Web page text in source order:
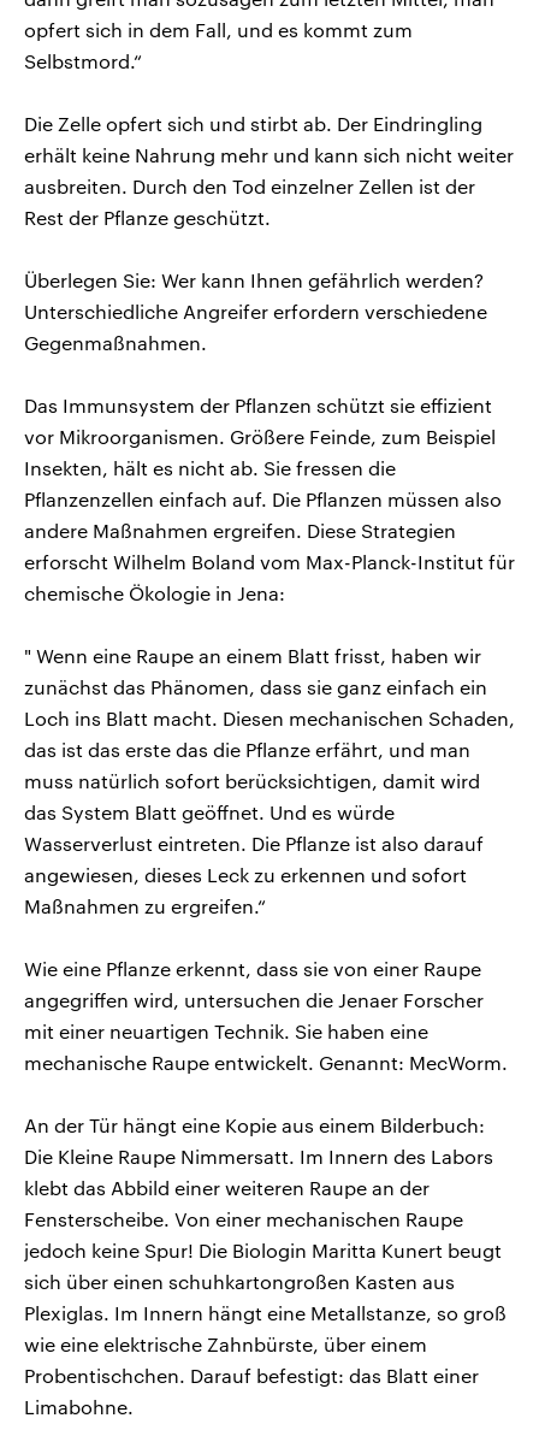
opfert sich in dem Fall, und es kommt zum
Selbstmord.“
Die Zelle opfert sich und stirbt ab. Der Eindringling
erhält keine Nahrung mehr und kann sich nicht weiter
ausbreiten. Durch den Tod einzelner Zellen ist der
Rest der Pflanze geschützt.
Überlegen Sie: Wer kann Ihnen gefährlich werden?
Unterschiedliche Angreifer erfordern verschiedene
Gegenmaßnahmen.
Das Immunsystem der Pflanzen schützt sie effizient
vor Mikroorganismen. Größere Feinde, zum Beispiel
Insekten, hält es nicht ab. Sie fressen die
Pflanzenzellen einfach auf. Die Pflanzen müssen also
andere Maßnahmen ergreifen. Diese Strategien
erforscht Wilhelm Boland vom Max-Planck-Institut für
chemische Ökologie in Jena:
" Wenn eine Raupe an einem Blatt frisst, haben wir
zunächst das Phänomen, dass sie ganz einfach ein
Loch ins Blatt macht. Diesen mechanischen Schaden,
das ist das erste das die Pflanze erfährt, und man
muss natürlich sofort berücksichtigen, damit wird
das System Blatt geöffnet. Und es würde
Wasserverlust eintreten. Die Pflanze ist also darauf
angewiesen, dieses Leck zu erkennen und sofort
Maßnahmen zu ergreifen.“
Wie eine Pflanze erkennt, dass sie von einer Raupe
angegriffen wird, untersuchen die Jenaer Forscher
mit einer neuartigen Technik. Sie haben eine
mechanische Raupe entwickelt. Genannt: MecWorm.
An der Tür hängt eine Kopie aus einem Bilderbuch:
Die Kleine Raupe Nimmersatt. Im Innern des Labors
klebt das Abbild einer weiteren Raupe an der
Fensterscheibe. Von einer mechanischen Raupe
jedoch keine Spur! Die Biologin Maritta Kunert beugt
sich über einen schuhkartongroßen Kasten aus
Plexiglas. Im Innern hängt eine Metallstanze, so groß
wie eine elektrische Zahnbürste, über einem
Probentischchen. Darauf befestigt: das Blatt einer
Limabohne.